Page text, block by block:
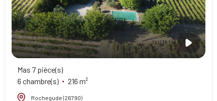
Mas 7 pièce(s)
6 chambre(s)
216 m²
Rochegude (26790)